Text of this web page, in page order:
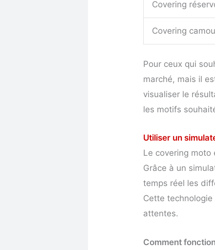
Covering
Covering
Pour ceux qui
marché, mais il
visualiser le
les motifs
Utiliser un
Le covering moto
Grâce à un
temps réel les
Cette
attentes.
Comment